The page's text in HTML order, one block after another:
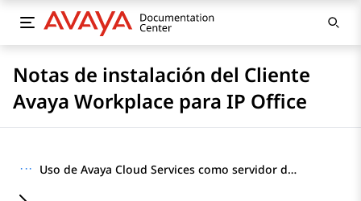
Notas de instalación del Cliente
Avaya Workplace para IP Office
··· Uso de Avaya Cloud Services como servidor de mensajería instantánea IP Office